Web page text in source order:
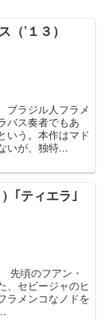
’１３）
ラジル人フラメ
バス奏者でもあ
いう。本作はマド
いが、独特...
｢ティエラ｣
先頃のフアン・
、セビージャのヒ
ラメンコなノドを